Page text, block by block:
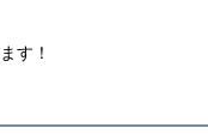
す！